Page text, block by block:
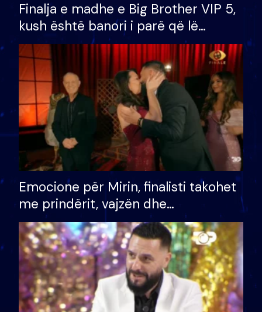
Finalja e madhe e Big Brother VIP 5,
kush është banori i parë që lë
shtëpinë dhe humb mundësinë për
të fituar çmimin e madh
Emocione për Mirin, finalisti takohet
me prindërit, vajzën dhe
bashkëshorten: S’kemi ndonjë letër
divorci apo jo?